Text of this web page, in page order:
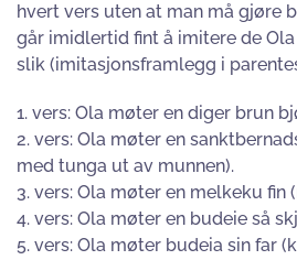
hvert vers uten at man må gjøre
går imidlertid fint å imitere de Ola
slik (imitasjonsframlegg i
1. vers: Ola møter en diger brun
2. vers: Ola møter en
med tunga ut av munnen).
3. vers: Ola møter en melkeku fin
4. vers: Ola møter en budeie så
5. vers: Ola møter budeia sin far